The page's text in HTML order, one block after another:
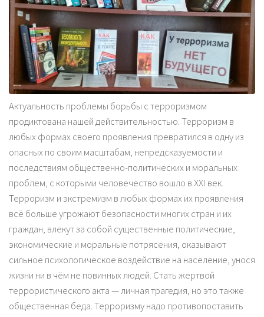
Актуальность проблемы борьбы с терроризмом
продиктована нашей действительностью. Терроризм в
любых формах своего проявления превратился в одну из
опасных по своим масштабам, непредсказуемости и
последствиям общественно-политических и моральных
проблем, с которыми человечество вошло в ХХI век.
Терроризм и экстремизм в любых формах их проявления
всё больше угрожают безопасности многих стран и их
граждан, влекут за собой существенные политические,
экономические и моральные потрясения, оказывают
сильное психологическое воздействие на население, унося
жизни ни в чём не повинных людей. Стать жертвой
террористического акта — личная трагедия, но это также
общественная беда. Терроризму надо противопоставить